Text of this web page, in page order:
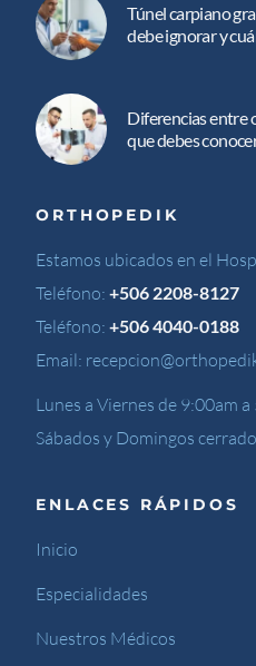
Túnel carpiano
debe ignorar y
Diferencias entre
que debes
ORTHOPEDIK
Estamos ubicados en el
Teléfono:+506 2208-8127
Teléfono:+506 4040-0188
Email:
Lunes a Viernes de 9:00am
Sábados y Domingos cerrado.
ENLACES RÁPIDOS
Inicio
Especialidades
Nuestros Médicos